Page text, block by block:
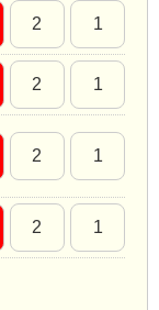
2 1
2 1
2 1
2 1